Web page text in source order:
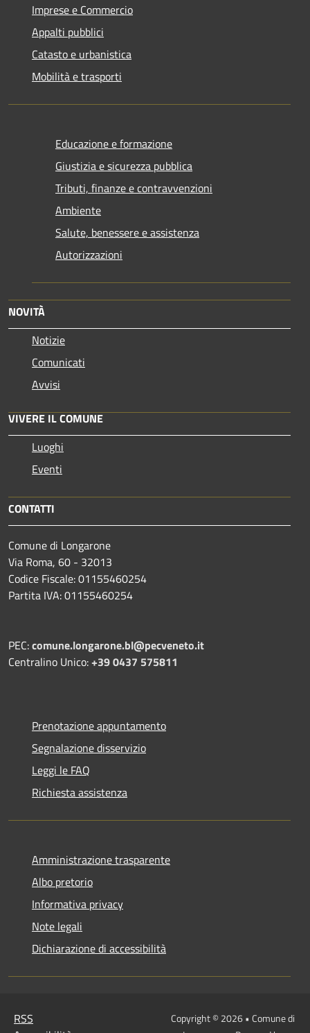
Imprese e Commercio
Appalti pubblici
Catasto e urbanistica
Mobilità e trasporti
Educazione e formazione
Giustizia e sicurezza pubblica
Tributi, finanze e contravvenzioni
Ambiente
Salute, benessere e assistenza
Autorizzazioni
NOVITÀ
Notizie
Comunicati
Avvisi
VIVERE IL COMUNE
Luoghi
Eventi
CONTATTI
Comune di Longarone
Via Roma, 60 - 32013
Codice Fiscale: 01155460254
Partita IVA: 01155460254
PEC:comune.longarone.bl@pecveneto.it
Centralino Unico:+39 0437 575811
Prenotazione appuntamento
Segnalazione disservizio
Leggi le FAQ
Richiesta assistenza
Amministrazione trasparente
Albo pretorio
Informativa privacy
Note legali
Dichiarazione di accessibilità
RSS
Copyright © 2026 • Comune di